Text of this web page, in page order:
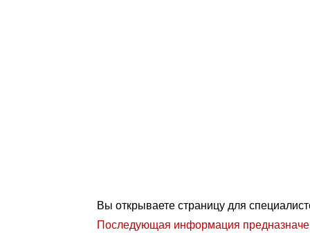
Вы открываете страницу для
Последующая информация